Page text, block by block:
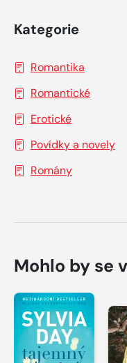
Kategorie
Romantika
Romantické
Erotické
Povídky a novely
Romány
Mohlo by se